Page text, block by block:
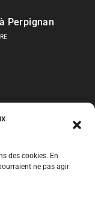
des cookies. En
ne pas agir
Perpignan